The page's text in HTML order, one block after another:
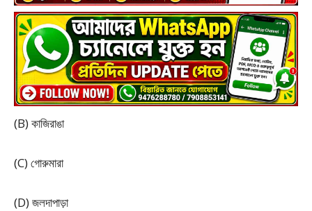
(B) কাজিরাঙা
(C) গোরুমারা
(D) জলদাপাড়া